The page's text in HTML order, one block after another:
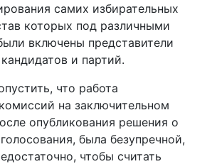
самих избирательных
которых под различными
включены представители
и партий.
что работа
на заключительном
опубликования решения о
была безупречной,
чтобы считать